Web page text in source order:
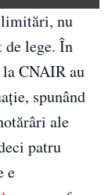
limitări, nu
de lege. În
CNAIR au
spunând
ale
patru
e